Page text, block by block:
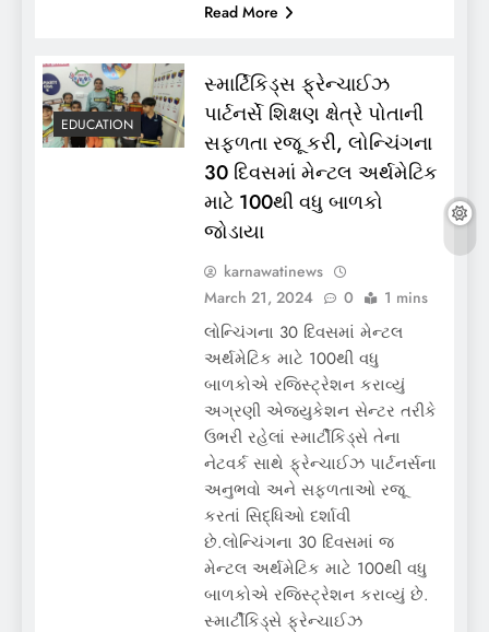
Read More
EDUCATION
સ્માર્ટિકિડ્સ ફ્રેન્ચાઈઝ
પાર્ટનર્સે શિક્ષણ ક્ષેત્રે પોતાની
સફળતા રજૂ કરી, લોન્ચિંગના
30 દિવસમાં મેન્ટલ અર્થમેટિક
માટે 100થી વધુ બાળકો
જોડાયા
karnawatinews
March 21, 2024
0 1 mins
લોન્ચિંગના 30 દિવસમાં મેન્ટલ
અર્થમેટિક માટે 100થી વધુ
બાળકોએ રજિસ્ટ્રેશન કરાવ્યું
અગ્રણી એજ્યુકેશન સેન્ટર તરીકે
ઉભરી રહેલાં સ્માર્ટીકિડ્સે તેના
નેટવર્ક સાથે ફ્રેન્ચાઈઝ પાર્ટનર્સના
અનુભવો અને સફળતાઓ રજૂ
કરતાં સિદ્ધિઓ દર્શાવી
છે.લોન્ચિંગના 30 દિવસમાં જ
મેન્ટલ અર્થમેટિક માટે 100થી વધુ
બાળકોએ રજિસ્ટ્રેશન કરાવ્યું છે.
સ્માર્ટીકિડ્સે ફ્રેન્ચાઈઝ